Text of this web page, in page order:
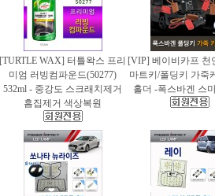
[TURTLE WAX] 터틀왁스 프리
미엄 러빙컴파운드(50277)
532ml - 중강도 스크래치제거
흠집제거 색상복원
[VIP] 베이비카프 천
마트키/폴딩키 가죽
홀더 -폭스바겐 스